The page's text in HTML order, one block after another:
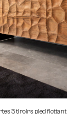
3 tiroirs pied flottant